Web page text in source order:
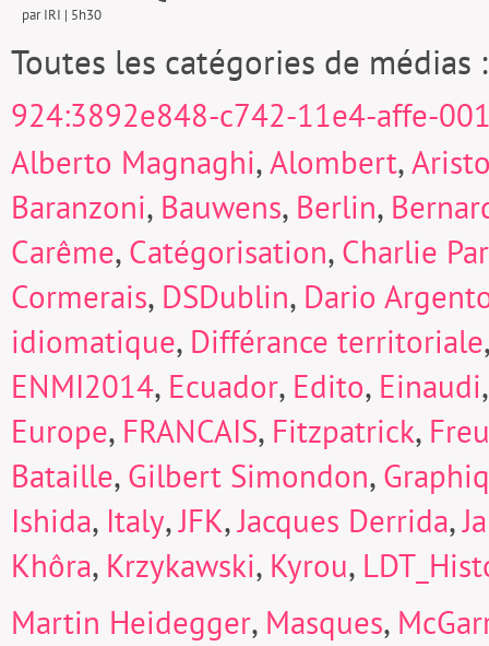
par IRI | 5h30
Toutes les catégories de médias
924:3892e848-c742-11e4-affe-
Alberto Magnaghi,Alombert,
Baranzoni, Bauwens, Berlin,
Carême, Catégorisation, Charlie
Cormerais, DSDublin, Dario
idiomatique, Différance territoriale
ENMI2014, Ecuador, Edito, Einaudi
Europe, FRANCAIS, Fitzpatrick,
Bataille, Gilbert Simondon,
Ishida, Italy,JFK,Jacques Derrida,
Khôra, Krzykawski, Kyrou,
Martin Heidegger, Masques,